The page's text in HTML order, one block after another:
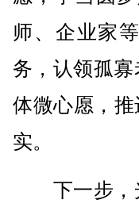
师、企业家
务，认领孤
体微心愿，
实。
下一步，光